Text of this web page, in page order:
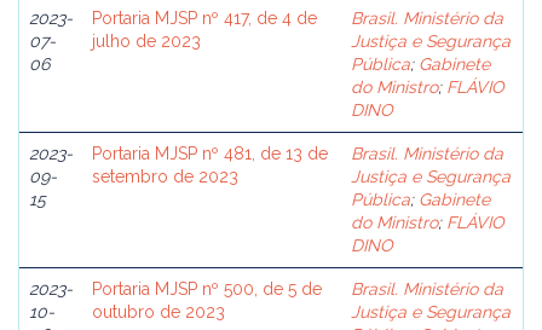
2023-
07-
06
Portaria MJSP nº 417, de 4 de
julho de 2023
Brasil. Ministério da
Justiça e Segurança
Pública; Gabinete
do Ministro; FLÁVIO
DINO
2023-
09-
15
Portaria MJSP nº 481, de 13 de
setembro de 2023
Brasil. Ministério da
Justiça e Segurança
Pública; Gabinete
do Ministro; FLÁVIO
DINO
2023-
10-
Portaria MJSP nº 500, de 5 de
outubro de 2023
Brasil. Ministério da
Justiça e Segurança